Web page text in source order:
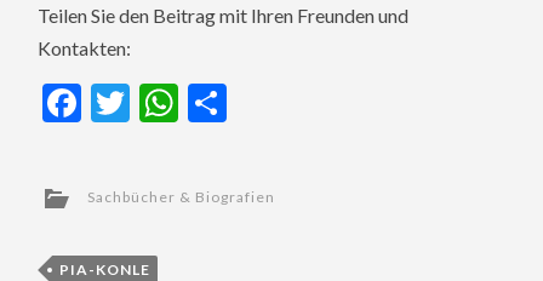
Teilen Sie den Beitrag mit Ihren Freunden und
Kontakten:
Facebook
TwitterWhatsApp
Sachbücher & Biografien
PIA-KONLE